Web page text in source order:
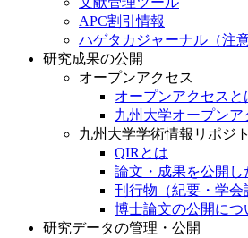
APC割引情報
ハゲタカジャーナル（注意
研究成果の公開
オープンアクセス
オープンアクセスと
九州大学オープンア
九州大学学術情報リポジ
QIRとは
論文・成果を公開し
刊行物（紀要・学
博士論文の公開につ
研究データの管理・公開